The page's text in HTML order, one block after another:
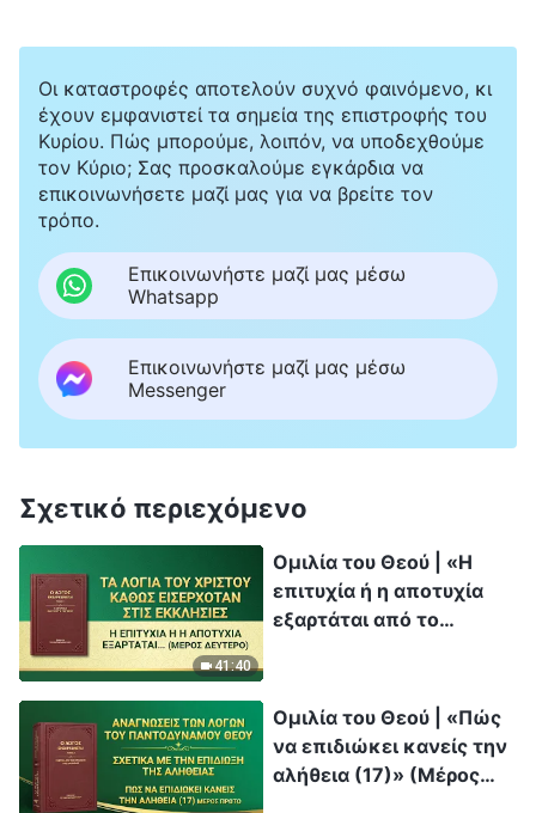
Οι καταστροφές αποτελούν συχνό φαινόμενο, κι
έχουν εμφανιστεί τα σημεία της επιστροφής του
Κυρίου. Πώς μπορούμε, λοιπόν, να υποδεχθούμε
τον Κύριο; Σας προσκαλούμε εγκάρδια να
επικοινωνήσετε μαζί μας για να βρείτε τον
τρόπο.
Επικοινωνήστε μαζί μας μέσω
Whatsapp
Επικοινωνήστε μαζί μας μέσω
Messenger
Σχετικό περιεχόμενο
41:40
Ομιλία του Θεού | «Η
επιτυχία ή η αποτυχία
εξαρτάται από το
δεύτερο)
Ομιλία του Θεού | «Πώς
να επιδιώκει κανείς την
αλήθεια (17)» (Μέρος